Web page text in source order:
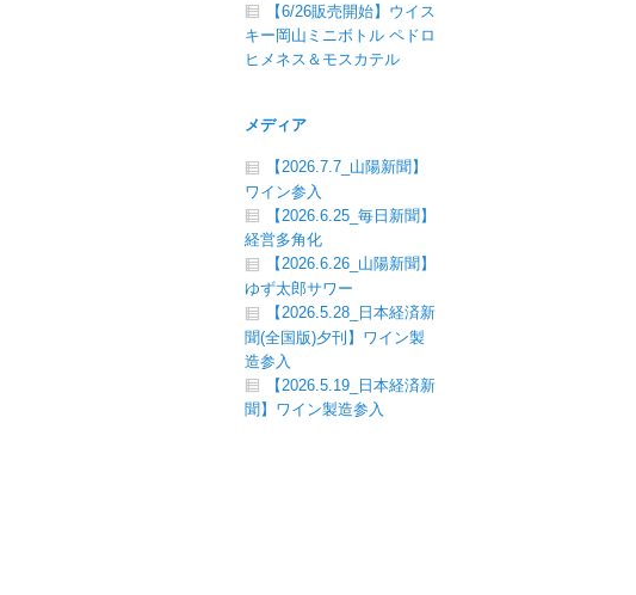
【6/26販売開始】ウイス
キー岡山ミニボトル ペドロ
ヒメネス＆モスカテル
メディア
【2026.7.7_山陽新聞】
ワイン参入
【2026.6.25_毎日新聞】
経営多角化
【2026.6.26_山陽新聞】
ゆず太郎サワー
【2026.5.28_日本経済新
聞(全国版)夕刊】ワイン製
造参入
【2026.5.19_日本経済新
聞】ワイン製造参入